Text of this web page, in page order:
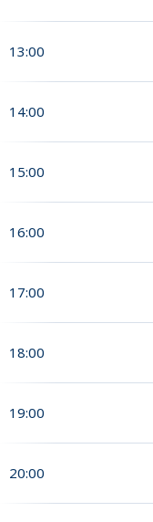
13:00
14:00
15:00
16:00
17:00
18:00
19:00
20:00